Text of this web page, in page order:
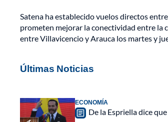
Satena ha establecido vuelos directos
prometen mejorar la conectividad entre la
entre Villavicencio y Arauca los martes y
Últimas Noticias
ECONOMÍA
De la Espriella dice